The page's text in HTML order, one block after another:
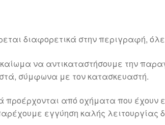
διαφορετικά στην περιγραφή,
να αντικαταστήσουμε την
σύμφωνα με τον κατασκευαστή.
προέρχονται από οχήματα που έχουν
εγγύηση καλής λειτουργίας